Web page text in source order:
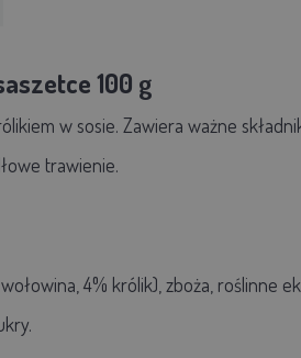
100 g
w sosie. Zawiera ważne
trawienie.
4% królik), zboża, roślinne